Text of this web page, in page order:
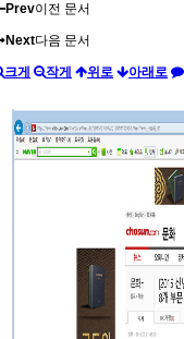
Prev이전 문서
Next다음 문서
크게 작게 위로 아래로